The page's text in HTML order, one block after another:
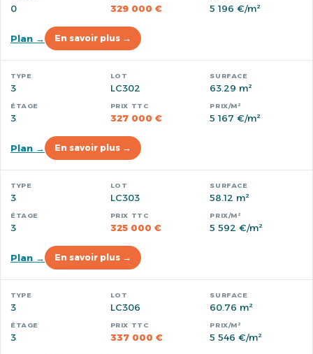
0 329 000 € 5 196 €/m²
Plan → En savoir plus →
3 LC302 63.29 m²
3 327 000 € 5 167 €/m²
Plan → En savoir plus →
3 LC303 58.12 m²
3 325 000 € 5 592 €/m²
Plan → En savoir plus →
3 LC306 60.76 m²
3 337 000 € 5 546 €/m²